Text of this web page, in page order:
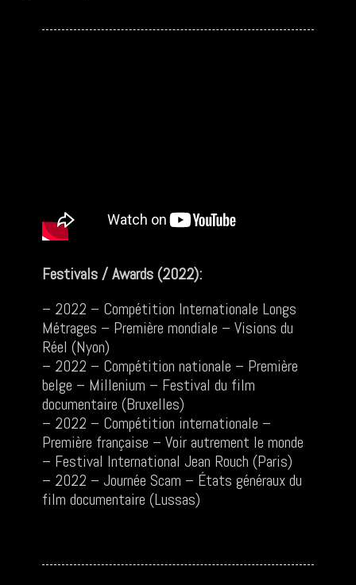
Festivals / Awards (2022):
– 2022 – Compétition Internationale Longs
Métrages – Première mondiale – Visions du
Réel (Nyon)
– 2022 – Compétition nationale – Première
belge – Millenium – Festival du film
documentaire (Bruxelles)
– 2022 – Compétition internationale –
Première française – Voir autrement le monde
– Festival International Jean Rouch (Paris)
– 2022 – Journée Scam – États généraux du
film documentaire (Lussas)